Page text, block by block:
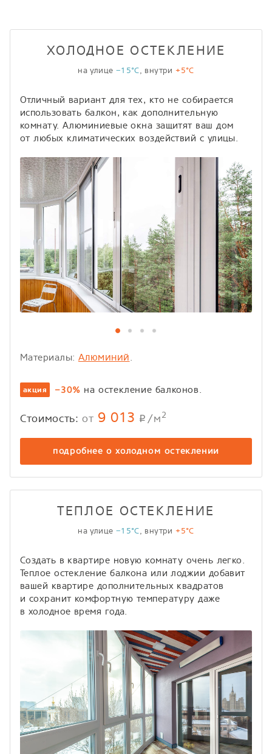
ХОЛОДНОЕ ОСТЕКЛЕНИЕ
на улице −15°С, внутри+5°С
Отличный вариант для тех, кто не собирается
использовать балкон, как дополнительную
комнату. Алюминиевые окна защитят ваш дом
от любых климатических воздействий с улицы.
Материалы: Алюминий.
акция −30% на остекление балконов.
Стоимость:от 9 013 p /м2
подробнее о холодном остеклении
ТЕПЛОЕ ОСТЕКЛЕНИЕ
на улице −15°С, внутри+5°С
Создать в квартире новую комнату очень легко.
Теплое остекление балкона или лоджии добавит
вашей квартире дополнительных квадратов
и сохранит комфортную температуру даже
в холодное время года.